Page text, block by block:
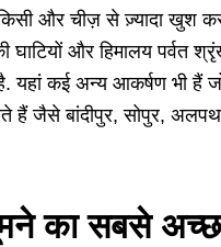
और चीज़ से ज़्यादा खुश
घाटियों और हिमालय पर्वत
यहां कई अन्य आकर्षण भी हैं
हैं जैसे बांदीपुर, सोपुर,
का सबसे